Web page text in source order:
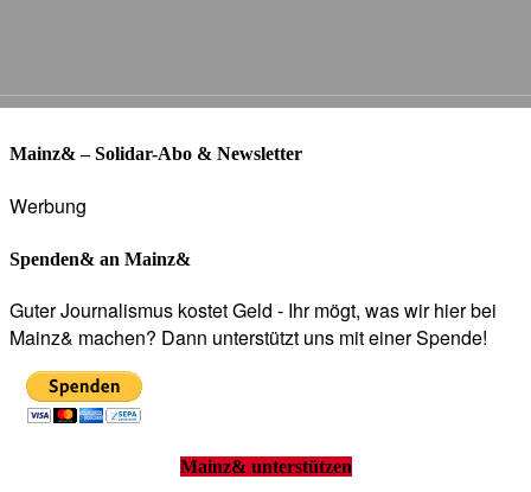
Mainz& – Solidar-Abo & Newsletter
Werbung
Spenden& an Mainz&
Guter Journalismus kostet Geld - Ihr mögt, was wir hier bei
Mainz& machen? Dann unterstützt uns mit einer Spende!
Mainz& unterstützen